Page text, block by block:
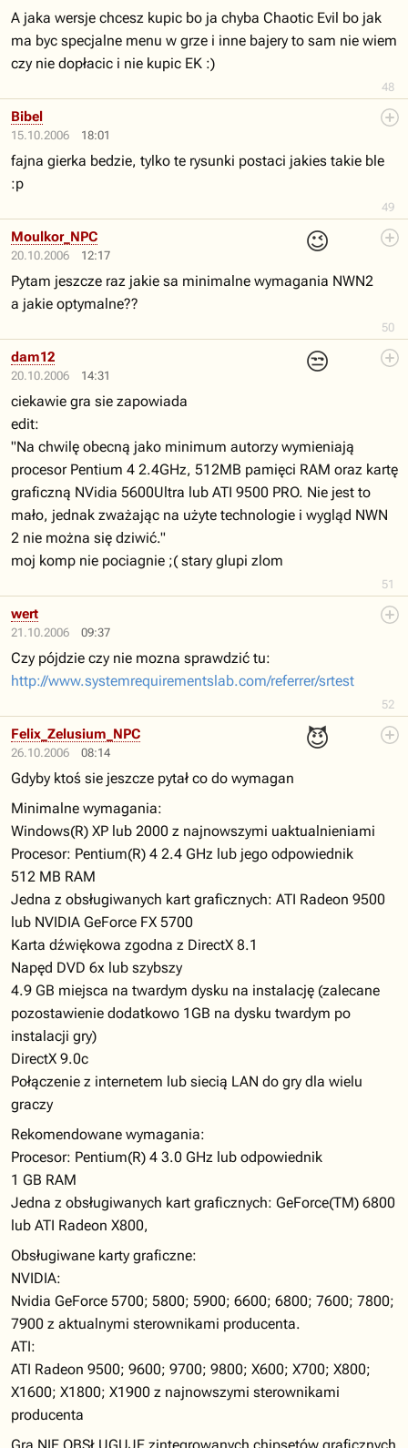
48
A jaka wersje chcesz kupic bo ja chyba Chaotic Evil bo jak
ma byc specjalne menu w grze i inne bajery to sam nie wiem
czy nie dopłacic i nie kupic EK :)
15.10.2006 18:01
49
Bibel
fajna gierka bedzie, tylko te rysunki postaci jakies takie ble
:p
20.10.2006 12:17
😉
50
Moulkor_NPC
Pytam jeszcze raz jakie sa minimalne wymagania NWN2
a jakie optymalne??
20.10.2006 14:31
😒
51
dam12
ciekawie gra sie zapowiada
edit:
"Na chwilę obecną jako minimum autorzy wymieniają
procesor Pentium 4 2.4GHz, 512MB pamięci RAM oraz kartę
graficzną NVidia 5600Ultra lub ATI 9500 PRO. Nie jest to
mało, jednak zważając na użyte technologie i wygląd NWN
2 nie można się dziwić."
moj komp nie pociagnie ;( stary glupi zlom
21.10.2006 09:37
52
wert
Czy pójdzie czy nie mozna sprawdzić tu:
http://www.systemrequirementslab.com/referrer/srtest
26.10.2006 08:14
😈
Felix_Zelusium_NPC
Gdyby ktoś sie jeszcze pytał co do wymagan
Minimalne wymagania:
Windows(R) XP lub 2000 z najnowszymi uaktualnieniami
Procesor: Pentium(R) 4 2.4 GHz lub jego odpowiednik
512 MB RAM
Jedna z obsługiwanych kart graficznych: ATI Radeon 9500
lub NVIDIA GeForce FX 5700
Karta dźwiękowa zgodna z DirectX 8.1
Napęd DVD 6x lub szybszy
4.9 GB miejsca na twardym dysku na instalację (zalecane
pozostawienie dodatkowo 1GB na dysku twardym po
instalacji gry)
DirectX 9.0c
Połączenie z internetem lub siecią LAN do gry dla wielu
graczy
Rekomendowane wymagania:
Procesor: Pentium(R) 4 3.0 GHz lub odpowiednik
1 GB RAM
Jedna z obsługiwanych kart graficznych: GeForce(TM) 6800
lub ATI Radeon X800,
Obsługiwane karty graficzne:
NVIDIA:
Nvidia GeForce 5700; 5800; 5900; 6600; 6800; 7600; 7800;
7900 z aktualnymi sterownikami producenta.
ATI:
ATI Radeon 9500; 9600; 9700; 9800; X600; X700; X800;
X1600; X1800; X1900 z najnowszymi sterownikami
producenta